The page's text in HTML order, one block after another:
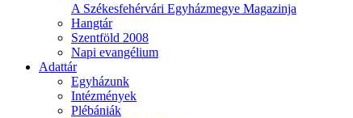
A Székesfehérvári Egyházmegye Magazinja
Hangtár
Szentföld 2008
Napi evangélium
Adattár
Egyházunk
Intézmények
Plébániák